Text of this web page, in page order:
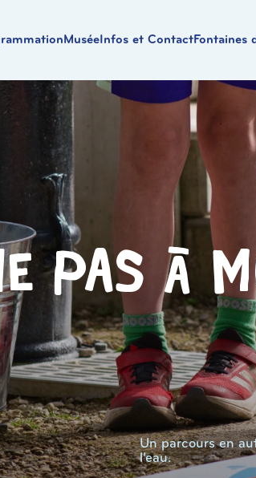
MuséeInfos et ContactFontaines
pas à
Un parcours en
l’eau.